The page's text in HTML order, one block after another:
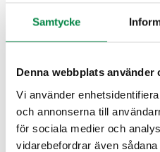
Samtycke
Denna webbplats använder
Vi använder
och annonserna till
för sociala medier och
vidarebefordrar även
Stopp!
Miljö
Kartläggning
DRICKSVATTEN
Vi är
Föreskrifter
Vattenkiosk